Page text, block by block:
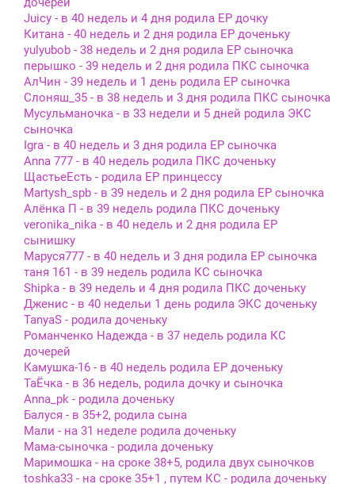
Juicy - в 40 недель и 4 дня родила ЕР дочку
Китана - 40 недель и 2 дня родила ЕР доченьку
yulyubob - 38 недель и 2 дня родила ЕР сыночка
перышко - 39 недель и 2 дня родила ПКС сыночка
АлЧин - 39 недель и 1 день родила ЕР сыночка
Слоняш_35 - в 38 недель и 3 дня родила ПКС сыночка
Мусульманочка - в 33 недели и 5 дней родила ЭКС
сыночка
Igra - в 40 недель и 3 дня родила ЕР сыночка
Anna 777 - в 40 недель родила ПКС доченьку
ЩастьеЕсть - родила ЕР принцессу
Martysh_spb - в 39 недель и 2 дня родила ЕР сыночка
Алёнка П - в 39 недель родила ПКС доченьку
veronika_nika - в 40 недель и 2 дня родила ЕР
сынишку
Маруся777 - в 40 недель и 3 дня родила ЕР сыночка
таня 161 - в 39 недель родила КС сыночка
Shipka - в 39 недель и 4 дня родила ПКС доченьку
Дженис - в 40 недельи 1 день родила ЭКС доченьку
TanyaS - родила доченьку
Романченко Надежда - в 37 недель родила КС
дочерей
Камушка-16 - в 40 недель родила ЕР доченьку
ТаЁчка - в 36 недель, родила дочку и сыночка
Anna_pk - родила доченьку
Балуся - в 35+2, родила сына
Мали - на 31 неделе родила доченьку
Мама-сыночка - родила доченьку
Маримошка - на сроке 38+5, родила двух сыночков
toshka33 - на сроке 35+1 , путем КС - родила доченьку